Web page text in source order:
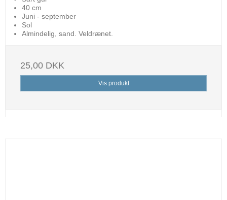
40 cm
Juni - september
Sol
Almindelig, sand. Veldrænet.
25,00 DKK
Vis produkt